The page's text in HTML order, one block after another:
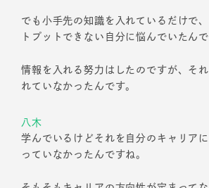
でも小手先の知識を入れているだけで
トプットできない自分に悩んでいたんで
情報を入れる努力はしたのですが、そ
れていなかったんです。
八木
学んでいるけどそれを自分のキャリア
っていなかったんですね。